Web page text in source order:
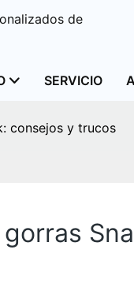
de
SERVICIO
consejos y trucos